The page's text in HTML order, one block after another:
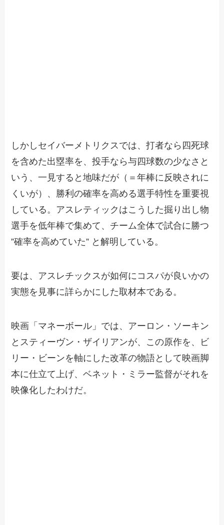
しかしセイバーメトリクスでは、打者なら四死球
を含めた出塁率を、投手なら与四球数の少なさと
いう、一見すると地味だが（＝年棒に反映されに
くいが）、勝利の確率を高める選手特性を重要視
している。アスレティックはこうした掘り出し物
選手を低年棒で集めて、チーム全体で試合に勝つ
”確率を高めていた” と解明している。
要は、アスレチックスが如何にコスパが良いかの
実態を見事に詳らかにした取材本である。
映画「マネーボール」では、アーロン・ソーキン
とスティーヴン・ザイリアンが、この原作を、ビ
リー・ビーンを軸にした改革の物語として映画脚
本に仕立て上げ、ベネット・ミラー監督がそれを
映像化したわけだ。